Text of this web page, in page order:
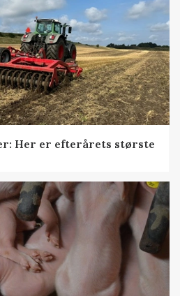
Her er efterårets største